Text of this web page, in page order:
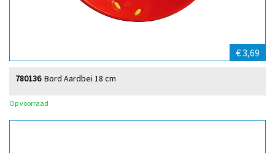
€ 3,69
Bord Aardbei 18 cm
780136
Op voorraad